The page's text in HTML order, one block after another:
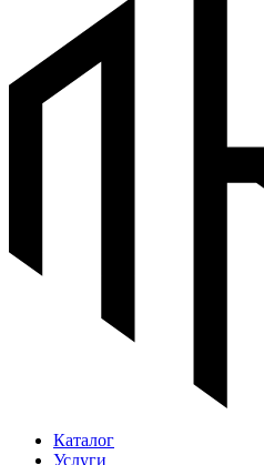
Каталог
Услуги